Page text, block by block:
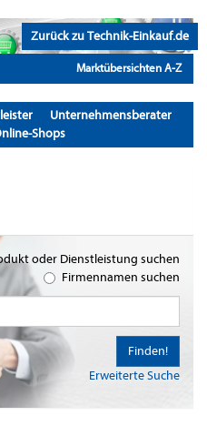
Zurück zu Technik-Einkauf.de
Marktübersichten A-Z
Unternehmensberater
Shops
oder Dienstleistung suchen
Firmennamen suchen
Erweiterte Suche
Finden!